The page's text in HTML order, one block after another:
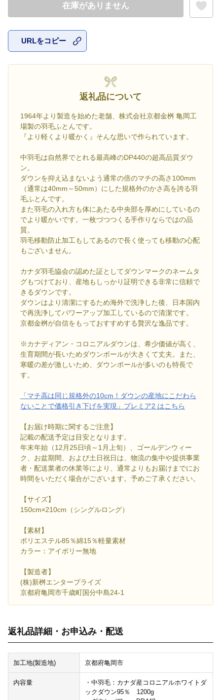
在庫がありません
URLをコピー
返礼品について
1964年より製造を始めた老舗、株式会社京都金桝 亀岡工
場製の羽毛ふとんです。
『より軽くより暖かく』そんな思いで作られています。
中羽毛は自然界でとれる最高峰のDP440の超高品質ダウ
ン。
ダウンを抑え込まないよう通常の倍のマチの高さ100mm
（通常は40mm～50mm）にした規格外のかさ高を誇る羽
毛ふとんです。
また羽毛の入れ方も体にあたる中央部を厚めにしているの
でより暖かいです。一枚づつつくる手作りならではの品
質。
羽毛移動防止加工もしてあるので長く使っても移動の心配
もございません。
カナダ羽毛協会の認めた証としてダウンマークのネームタ
グもつけており、産地もしっかり証明できる非常に信頼で
きるダウンです。
ダウンはより清潔にするため海外で洗浄した後、日本国内
で再洗浄してパワーアップ加工しているので清潔です。
京都金桝が自信をもっておすすめする贅沢な逸品です。
※カナディアン・コロニアルダウンは、希少価値が高く、
生育期間が長いためダウンボールが大きくて丈夫。また、
寒暖の差が激しいため、ダウンボールが多いのも特長で
す。
「マチ高は同じ規格外の10cm！ダウンの産地にこだわら
ないことで価格引き下げを実現」プレミア2 はこちら
【お届け時期に関するご注意】
記載の配送予定は目安となります。
年末年始（12月25日頃～1月上旬）、ゴールデンウィー
ク、お盆期間、および土日祝日は、物流の集中や提供事業
者・配送業者の休業等により、通常よりもお届けまでにお
時間をいただく場合がございます。予めご了承ください。
【サイズ】
150cm×210cm（シングルロング）
【素材】
ポリエステル85％綿15％軽量素材
カラー：アイボリー無地
【製造者】
(株)新桝エンタープライズ
京都府亀岡市千歳町国分中島24-1
返礼品詳細・お申込み・配送
加工地(製造地) 京都府亀岡市
内容量
・中羽毛：カナダ産コロニアルホワイトダ
ックダウン95％ 1200g